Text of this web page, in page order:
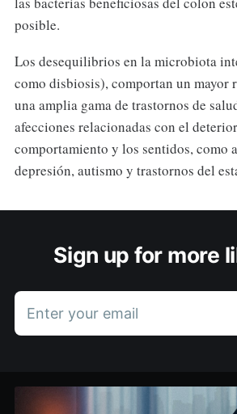
posible.
Los desequilibrios en la microbiota
como disbiosis), comportan un mayor
una amplia gama de trastornos de
afecciones relacionadas con el
comportamiento y los sentidos, como
depresión, autismo y trastornos del
Sign up for more
Enter your email